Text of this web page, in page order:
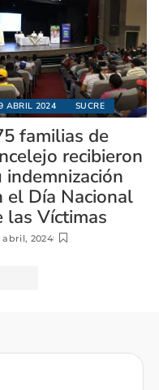
ABRIL 2024 SUCRE
familias de
recibieron
indemnización
el Día Nacional
las Víctimas
abril, 2024